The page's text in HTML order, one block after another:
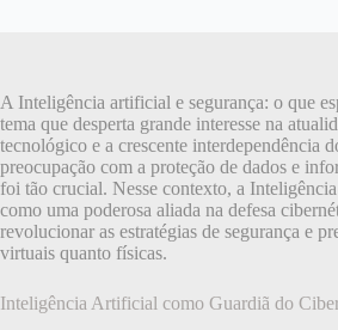
A Inteligência artificial e segurança: o que
tema que desperta grande interesse na
tecnológico e a crescente interdependência
preocupação com a proteção de dados e
foi tão crucial. Nesse contexto, a
como uma poderosa aliada na defesa
revolucionar as estratégias de segurança e
virtuais quanto físicas.
Inteligência Artificial como Guardiã do